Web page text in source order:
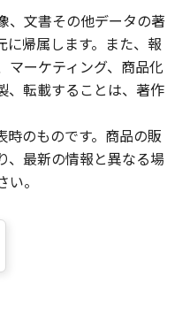
、文書その他データの著
に帰属します。また、報
マーケティング、商品化
、転載することは、著作
時のものです。商品の販
、最新の情報と異なる場
。